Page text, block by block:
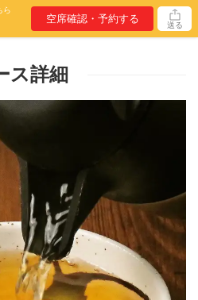
ら
空席確認・予約する 送る
ス詳細